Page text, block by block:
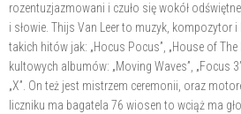
rozentuzjazmowani i czuło się wokół
i słowie. Thijs Van Leer to muzyk, kompozytor
takich hitów jak: „Hocus Pocus”, „House of The
kultowych albumów: „Moving Waves”, „Focus
„X”. On też jest mistrzem ceremonii, oraz
liczniku ma bagatela 76 wiosen to wciąż ma